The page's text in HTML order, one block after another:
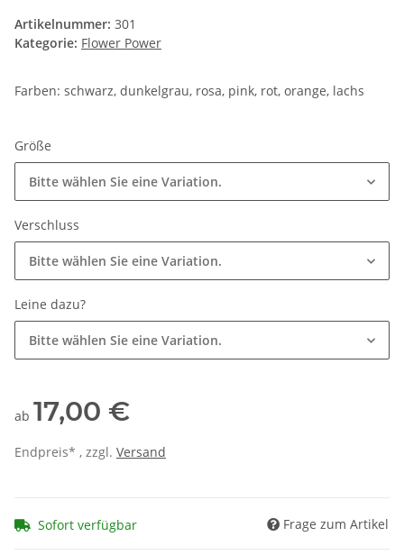
Artikelnummer: 301
Kategorie: Flower Power
Farben: schwarz, dunkelgrau, rosa, pink, rot, orange, lachs
Größe
Bitte wählen Sie eine Variation.
Verschluss
Bitte wählen Sie eine Variation.
Leine dazu?
Bitte wählen Sie eine Variation.
ab 17,00 €
Endpreis* , zzgl. Versand
Sofort verfügbar Frage zum Artikel